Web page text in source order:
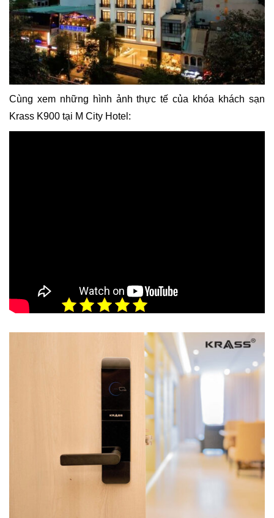
Cùng xem những hình ảnh thực tế của khóa khách sạn
Krass K900 tại M City Hotel: